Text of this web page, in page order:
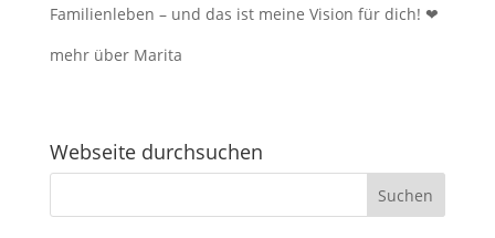
Familienleben – und das ist meine Vision für dich! ❤
mehr über Marita
Webseite durchsuchen